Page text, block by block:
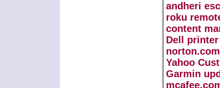
andheri
roku
content
Dell
Yahoo
Garmin